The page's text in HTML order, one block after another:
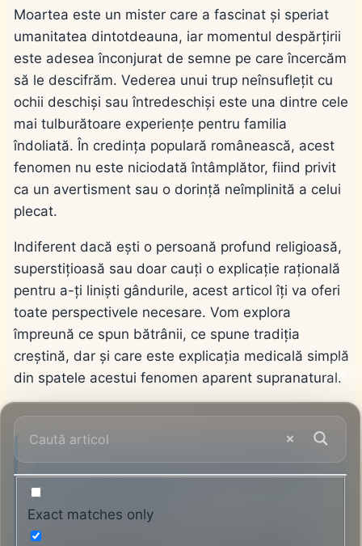
Moartea este un mister care a fascinat și speriat
umanitatea dintotdeauna, iar momentul despărțirii
este adesea înconjurat de semne pe care încercăm
să le descifrăm. Vederea unui trup neînsuflețit cu
ochii deschiși sau întredeschiși este una dintre cele
mai tulburătoare experiențe pentru familia
îndoliată. În credința populară românească, acest
fenomen nu este niciodată întâmplător, fiind privit
ca un avertisment sau o dorință neîmplinită a celui
plecat.
Indiferent dacă ești o persoană profund religioasă,
superstițioasă sau doar cauți o explicație rațională
pentru a-ți liniști gândurile, acest articol îți va oferi
toate perspectivele necesare. Vom explora
împreună ce spun bătrânii, ce spune tradiția
creștină, dar și care este explicația medicală simplă
din spatele acestui fenomen aparent supranatural.
Istoricul pe scurt al temei mortul
are ochii deschiși
În folclorul românesc, ochii sunt considerați
Exact matches only